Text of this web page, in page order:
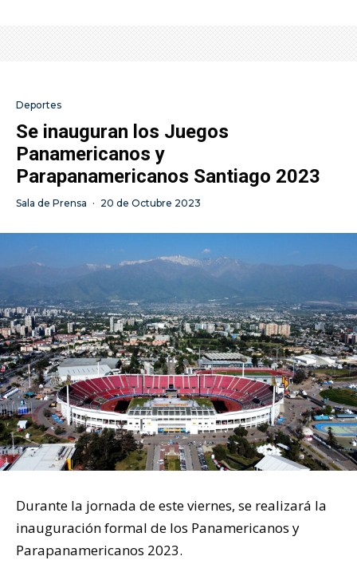
Deportes
Se inauguran los Juegos
Panamericanos y
Parapanamericanos Santiago 2023
Sala de Prensa · 20 de Octubre 2023
Durante la jornada de este viernes, se realizará la
inauguración formal de los Panamericanos y
Parapanamericanos 2023.